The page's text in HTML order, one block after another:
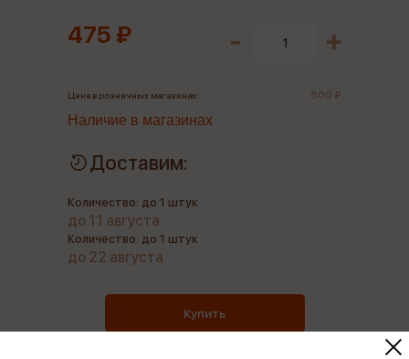
475 ₽
Цена в розничных магазинах: 500 ₽
Наличие в магазинах
Доставим:
Количество: до 1 штук
до 11 августа
Количество: до 1 штук
до 22 августа
Купить